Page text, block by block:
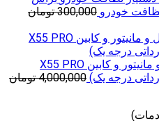
579,000 تومان
تومان
خودرو 300,000 تومان
تومان
محافظ خودترمیم کنسول و مانیتور و کابین X55 PRO
4,000,000 تومان
2,700,000 تومان